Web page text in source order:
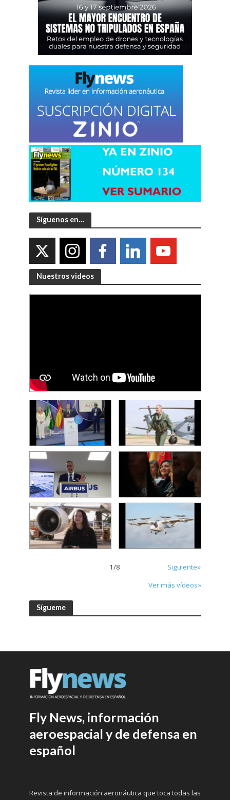
Síguenos en…
Nuestros videos
1/8
Siguiente»
Ver más vídeos»
Sígueme
Fly News, información
aeroespacial y de defensa en
español
Revista de información aeronáutica que toca todas las